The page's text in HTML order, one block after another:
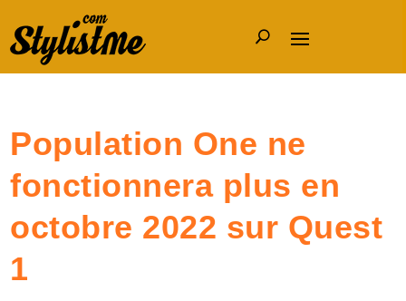
Population One ne
fonctionnera plus en
octobre 2022 sur Quest
1